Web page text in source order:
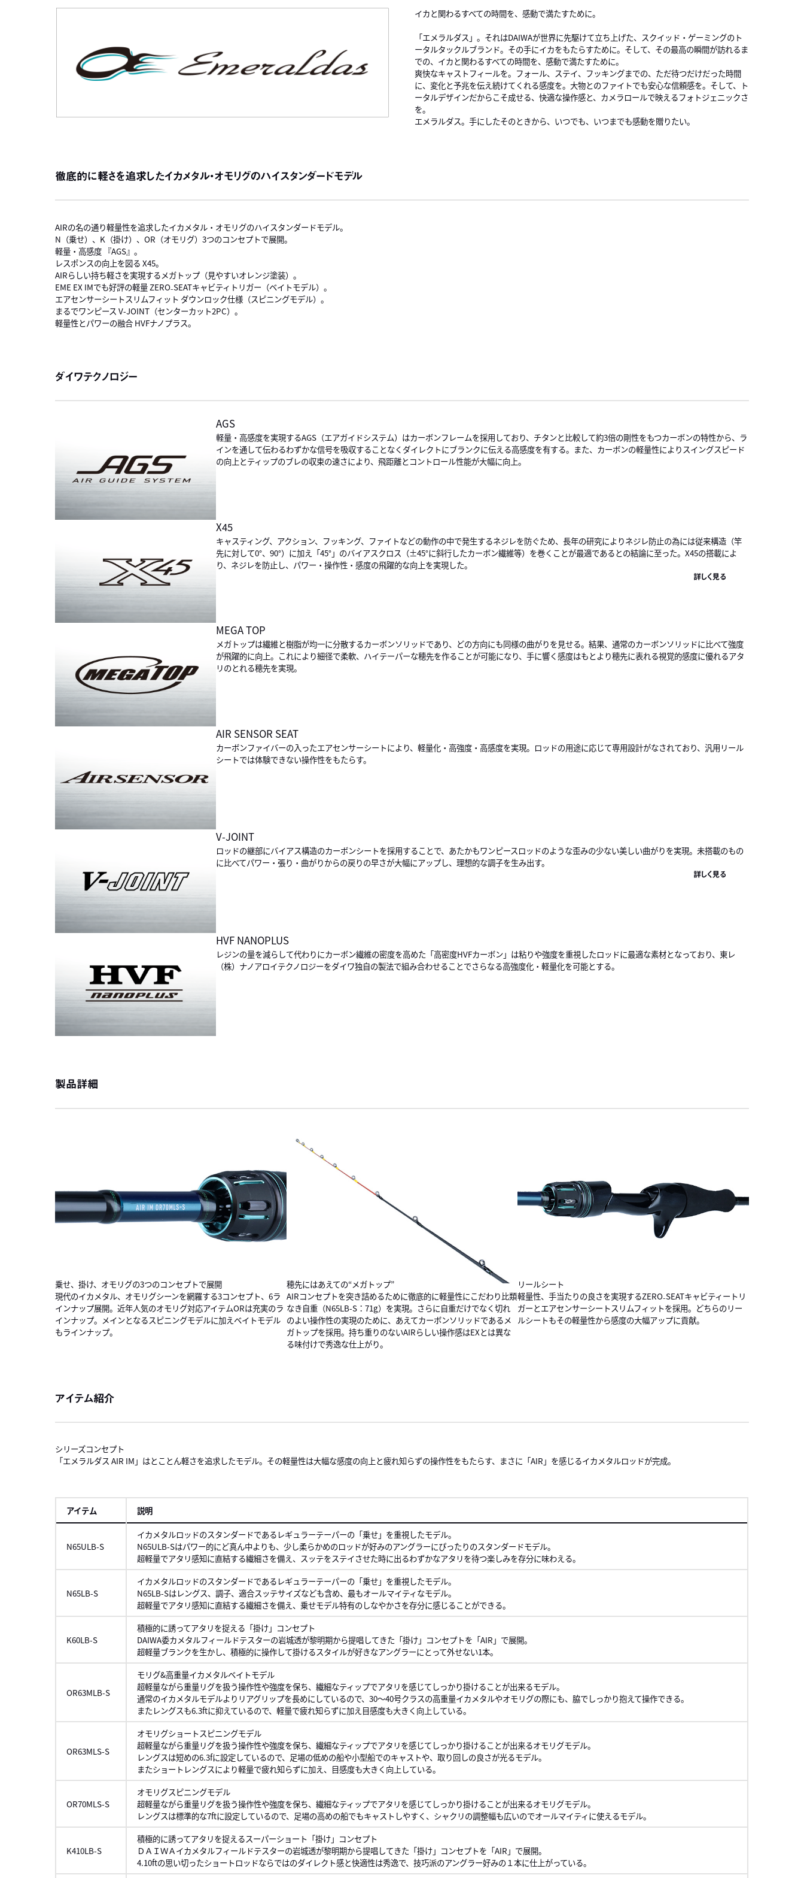
イカと関わるすべての時間を、感動で満たすために。
「エメラルダス」。それはDAIWAが世界に先駆けて立ち上げた、スクイッド・ゲーミングのト
ータルタックルブランド。その手にイカをもたらすために。そして、その最高の瞬間が訪れるま
での、イカと関わるすべての時間を、感動で満たすために。
爽快なキャストフィールを。フォール、ステイ、フッキングまでの、ただ待つだけだった時間
に、変化と予兆を伝え続けてくれる感度を。大物とのファイトでも安心な信頼感を。そして、ト
ータルデザインだからこそ成せる、快適な操作感と、カメラロールで映えるフォトジェニックさ
を。
エメラルダス。手にしたそのときから、いつでも、いつまでも感動を贈りたい。
徹底的に軽さを追求したイカメタル・オモリグのハイスタンダードモデル
AIRの名の通り軽量性を追求したイカメタル・オモリグのハイスタンダードモデル。
N（乗せ）、K（掛け）、OR（オモリグ）3つのコンセプトで展開。
軽量・高感度 『AGS』。
レスポンスの向上を図る X45。
AIRらしい持ち軽さを実現するメガトップ（見やすいオレンジ塗装）。
EME EX IMでも好評の軽量 ZERO₋SEATキャビティトリガー（ベイトモデル）。
エアセンサーシートスリムフィット ダウンロック仕様（スピニングモデル）。
まるでワンピース V-JOINT（センターカット2PC）。
軽量性とパワーの融合 HVFナノプラス。
ダイワテクノロジー
AGS
軽量・高感度を実現するAGS（エアガイドシステム）はカーボンフレームを採用しており、チタンと比較して約3倍の剛性をもつカーボンの特性から、ラ
インを通して伝わるわずかな信号を吸収することなくダイレクトにブランクに伝える高感度を有する。また、カーボンの軽量性によりスイングスピード
の向上とティップのブレの収束の速さにより、飛距離とコントロール性能が大幅に向上。
X45
キャスティング、アクション、フッキング、ファイトなどの動作の中で発生するネジレを防ぐため、長年の研究によりネジレ防止の為には従来構造（竿
先に対して0°、90°）に加え「45°」のバイアスクロス（±45°に斜行したカーボン繊維等）を巻くことが最適であるとの結論に至った。X45の搭載によ
り、ネジレを防止し、パワー・操作性・感度の飛躍的な向上を実現した。
詳しく見る
MEGA TOP
メガトップは繊維と樹脂が均一に分散するカーボンソリッドであり、どの方向にも同様の曲がりを見せる。結果、通常のカーボンソリッドに比べて強度
が飛躍的に向上。これにより細径で柔軟、ハイテーパーな穂先を作ることが可能になり、手に響く感度はもとより穂先に表れる視覚的感度に優れるアタ
リのとれる穂先を実現。
AIR SENSOR SEAT
カーボンファイバーの入ったエアセンサーシートにより、軽量化・高強度・高感度を実現。ロッドの用途に応じて専用設計がなされており、汎用リール
シートでは体験できない操作性をもたらす。
V-JOINT
ロッドの継部にバイアス構造のカーボンシートを採用することで、あたかもワンピースロッドのような歪みの少ない美しい曲がりを実現。未搭載のもの
に比べてパワー・張り・曲がりからの戻りの早さが大幅にアップし、理想的な調子を生み出す。
詳しく見る
HVF NANOPLUS
レジンの量を減らして代わりにカーボン繊維の密度を高めた「高密度HVFカーボン」は粘りや強度を重視したロッドに最適な素材となっており、東レ
（株）ナノアロイテクノロジーをダイワ独自の製法で組み合わせることでさらなる高強度化・軽量化を可能とする。
製品詳細
乗せ、掛け、オモリグの3つのコンセプトで展開
現代のイカメタル、オモリグシーンを網羅する3コンセプト、6ラ
インナップ展開。近年人気のオモリグ対応アイテムORは充実のラ
インナップ。メインとなるスピニングモデルに加えベイトモデル
もラインナップ。
穂先にはあえての“メガトップ”
AIRコンセプトを突き詰めるために徹底的に軽量性にこだわり比類
なき自重（N65LB-S：71g）を実現。さらに自重だけでなく切れ
のよい操作性の実現のために、あえてカーボンソリッドであるメ
ガトップを採用。持ち重りのないAIRらしい操作感はEXとは異な
る味付けで秀逸な仕上がり。
リールシート
軽量性、手当たりの良さを実現するZERO₋SEATキャビティートリ
ガーとエアセンサーシートスリムフィットを採用。どちらのリー
ルシートもその軽量性から感度の大幅アップに貢献。
アイテム紹介
シリーズコンセプト
「エメラルダス AIR IM」はとことん軽さを追求したモデル。その軽量性は大幅な感度の向上と疲れ知らずの操作性をもたらす、まさに「AIR」を感じるイカメタルロッドが完成。
アイテム 説明
N65ULB-S
イカメタルロッドのスタンダードであるレギュラーテーパーの「乗せ」を重視したモデル。
N65ULB-Sはパワー的にど真ん中よりも、少し柔らかめのロッドが好みのアングラーにぴったりのスタンダードモデル。
超軽量でアタリ感知に直結する繊細さを備え、スッテをステイさせた時に出るわずかなアタリを待つ楽しみを存分に味わえる。
N65LB-S
イカメタルロッドのスタンダードであるレギュラーテーパーの「乗せ」を重視したモデル。
N65LB-Sはレングス、調子、適合スッテサイズなども含め、最もオールマイティなモデル。
超軽量でアタリ感知に直結する繊細さを備え、乗せモデル特有のしなやかさを存分に感じることができる。
K60LB-S
積極的に誘ってアタリを捉える「掛け」コンセプト
DAIWA委カメタルフィールドテスターの岩城透が黎明期から提唱してきた「掛け」コンセプトを「AIR」で展開。
超軽量ブランクを生かし、積極的に操作して掛けるスタイルが好きなアングラーにとって外せない1本。
OR63MLB-S
モリグ&高重量イカメタルベイトモデル
超軽量ながら重量リグを扱う操作性や強度を保ち、繊細なティップでアタリを感じてしっかり掛けることが出来るモデル。
通常のイカメタルモデルよりリアグリップを長めにしているので、30～40号クラスの高重量イカメタルやオモリグの際にも、脇でしっかり抱えて操作できる。
またレングスも6.3ftに抑えているので、軽量で疲れ知らずに加え目感度も大きく向上している。
OR63MLS-S
オモリグショートスピニングモデル
超軽量ながら重量リグを扱う操作性や強度を保ち、繊細なティップでアタリを感じてしっかり掛けることが出来るオモリグモデル。
レングスは短めの6.3fに設定しているので、足場の低めの船や小型船でのキャストや、取り回しの良さが光るモデル。
またショートレングスにより軽量で疲れ知らずに加え、目感度も大きく向上している。
OR70MLS-S
オモリグスピニングモデル
超軽量ながら重量リグを扱う操作性や強度を保ち、繊細なティップでアタリを感じてしっかり掛けることが出来るオモリグモデル。
レングスは標準的な7ftに設定しているので、足場の高めの船でもキャストしやすく、シャクリの調整幅も広いのでオールマイティに使えるモデル。
K410LB-S
積極的に誘ってアタリを捉えるスーパーショート「掛け」コンセプト
ＤＡＩＷＡイカメタルフィールドテスターの岩城透が黎明期から提唱してきた「掛け」コンセプトを「AIR」で展開。
4.10ftの思い切ったショートロッドならではのダイレクト感と快適性は秀逸で、技巧派のアングラー好みの１本に仕上がっている。